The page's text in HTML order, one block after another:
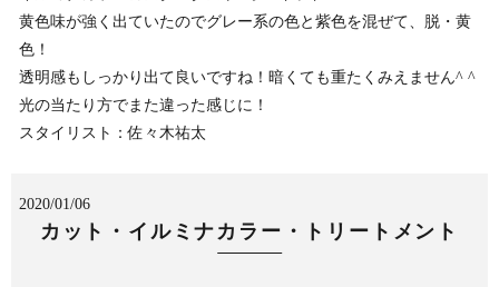
黄色味が強く出ていたのでグレー系の色と紫色を混ぜて、脱・黄
色！
透明感もしっかり出て良いですね！暗くても重たくみえません^ ^
光の当たり方でまた違った感じに！
スタイリスト：佐々木祐太
2020/01/06
カット・イルミナカラー・トリートメント